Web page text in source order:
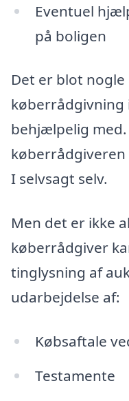
Eventuel
på boligen
Det er blot
køberrådgivning
behjælpelig
I selvsagt selv.
Men det er ikke
køberrådgiver
tinglysning af
udarbejdelse af:
Købsaftale
Testamente